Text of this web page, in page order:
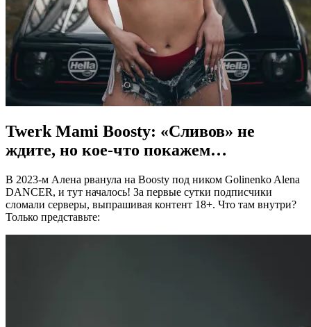
Twerk Mami Boosty: «Сливов» не
ждите, но кое-что покажем…
В 2023-м Алена рванула на Boosty под ником Golinenko Alena
DANCER, и тут началось! За первые сутки подписчики
сломали серверы, выпрашивая контент 18+. Что там внутри?
Только представьте: